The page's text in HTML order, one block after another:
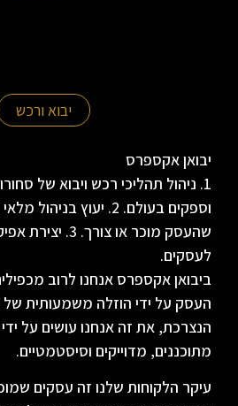
יבוא ורכש
יבואן אקספרס
1. ניהול תהליכי רכש ויבוא של
וספקים בעולם. 2. יעוץ
שהעסק מוכר או
לעסקים.
ביבואן אקספרס אנחנו לרוב
העסק על ידי הוזלה משמעותית
הנצרכת, את זה אנחנו עושים על ידי
מתוכננים, מדוייקים וסיסטמטיים.